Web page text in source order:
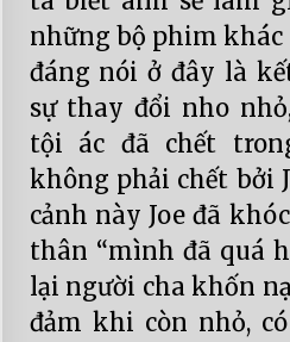
những bộ phim
đáng nói ở đây là
sự thay đổi nho
tội ác đã chết
không phải chết bởi
cảnh này Joe đã
thân “mình đã quá
lại người cha khốn
đảm khi còn nhỏ,